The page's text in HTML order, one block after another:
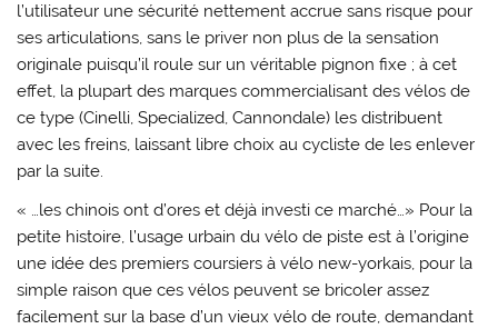
l’utilisateur une sécurité nettement accrue sans risque pour
ses articulations, sans le priver non plus de la sensation
originale puisqu’il roule sur un véritable pignon fixe ; à cet
effet, la plupart des marques commercialisant des vélos de
ce type (Cinelli, Specialized, Cannondale) les distribuent
avec les freins, laissant libre choix au cycliste de les enlever
par la suite.
« …les chinois ont d’ores et déjà investi ce marché…» Pour la
petite histoire, l’usage urbain du vélo de piste est à l’origine
une idée des premiers coursiers à vélo new-yorkais, pour la
simple raison que ces vélos peuvent se bricoler assez
facilement sur la base d’un vieux vélo de route, demandant